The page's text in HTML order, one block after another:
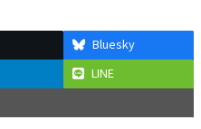
Bluesky
LINE